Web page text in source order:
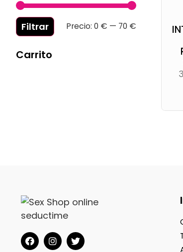
Filtrar Precio: 0 € — 70 €
Carrito